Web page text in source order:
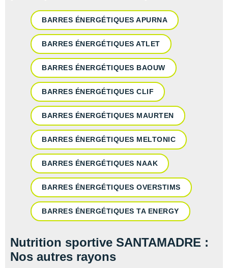
BARRES ÉNERGÉTIQUES APURNA
BARRES ÉNERGÉTIQUES ATLET
BARRES ÉNERGÉTIQUES BAOUW
BARRES ÉNERGÉTIQUES CLIF
BARRES ÉNERGÉTIQUES MAURTEN
BARRES ÉNERGÉTIQUES MELTONIC
BARRES ÉNERGÉTIQUES NAAK
BARRES ÉNERGÉTIQUES OVERSTIMS
BARRES ÉNERGÉTIQUES TA ENERGY
Nutrition sportive SANTAMADRE :
Nos autres rayons
Reebok
Salomon
Saucony
Scarpa
Scott
Shokz
Sidas
Smoon
Speedo
Ta Energy